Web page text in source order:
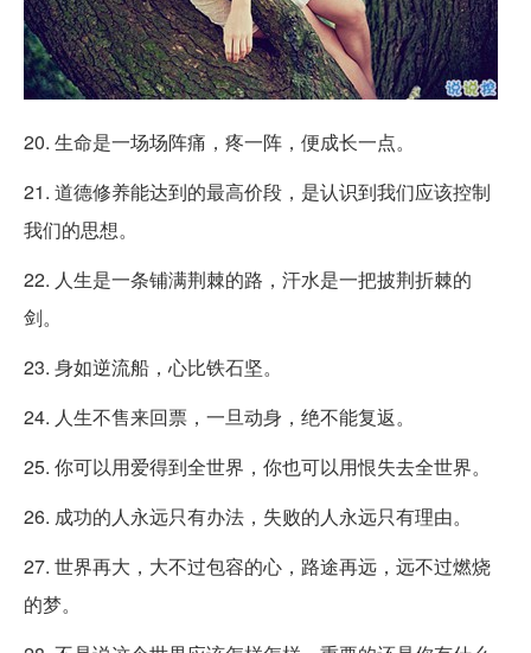
20. 生命是一场场阵痛，疼一阵，便成长一点。
21. 道德修养能达到的最高价段，是认识到我们应该控制
我们的思想。
22. 人生是一条铺满荆棘的路，汗水是一把披荆折棘的
剑。
23. 身如逆流船，心比铁石坚。
24. 人生不售来回票，一旦动身，绝不能复返。
25. 你可以用爱得到全世界，你也可以用恨失去全世界。
26. 成功的人永远只有办法，失败的人永远只有理由。
27. 世界再大，大不过包容的心，路途再远，远不过燃烧
的梦。